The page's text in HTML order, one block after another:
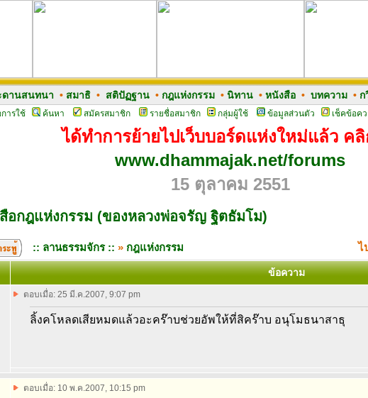
ดานสนทนา • สมาธิ• สติปัฏฐาน• กฎแห่งกรรม• นิทาน• หนังสือ• บทความ• ก
ารใช้ ค้นหา สมัครสมาชิก รายชื่อสมาชิก กลุ่มผู้ใช้ ข้อมูลส่วนตัว เช็คข้อค
ได้ทำการย้ายไปเว็บบอร์ดแห่งใหม่แล้ว ค
www.dhammajak.net/forums
15 ตุลาคม 2551
อกฎแห่งกรรม (ของหลวงพ่อจรัญ ฐิตธัมโม)
:: ลานธรรมจักร :: » กฎแห่งกรรม ไ
ข้อความ
ตอบเมื่อ: 25 มี.ค.2007, 9:07 pm
ลิ้งคโหลดเสียหมดแล้วอะคร๊าบช่วยอัพให้ที่สิคร๊าบ อนุโมธนาสาธุ
ตอบเมื่อ: 10 พ.ค.2007, 10:15 pm